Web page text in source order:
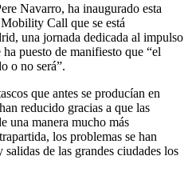
Navarro, ha inaugurado esta
Call que se está
una jornada dedicada al impulso
puesto de manifiesto que “el
o no será”.
que antes se producían en
reducido gracias a que las
una manera mucho más
los problemas se han
salidas de las grandes ciudades los